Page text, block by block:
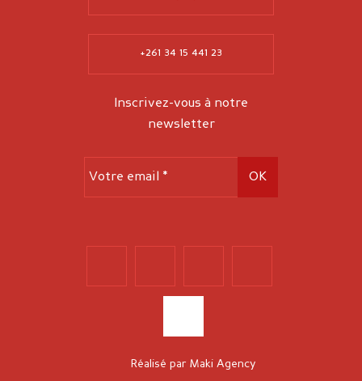
+261 34 15 441 23
Inscrivez-vous à notre
newsletter
Réalisé par Maki Agency